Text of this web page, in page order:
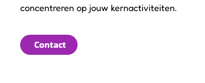
concentreren op jouw kernactiviteiten.
Contact